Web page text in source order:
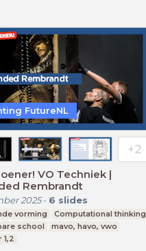
VO Techniek |
Rembrandt
2025- 6 slides
vorming
Computational thinking
school
mavo, havo, vwo
1,2
FutureNL